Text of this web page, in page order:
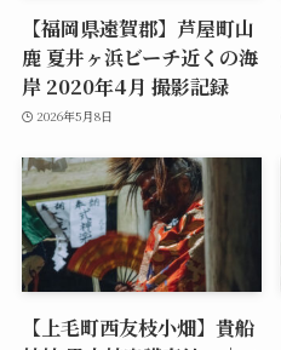
【福岡県遠賀郡】芦屋町山
鹿 夏井ヶ浜ビーチ近くの海
岸 2020年4月 撮影記録
2026年5月8日
【上毛町西友枝小畑】貴船